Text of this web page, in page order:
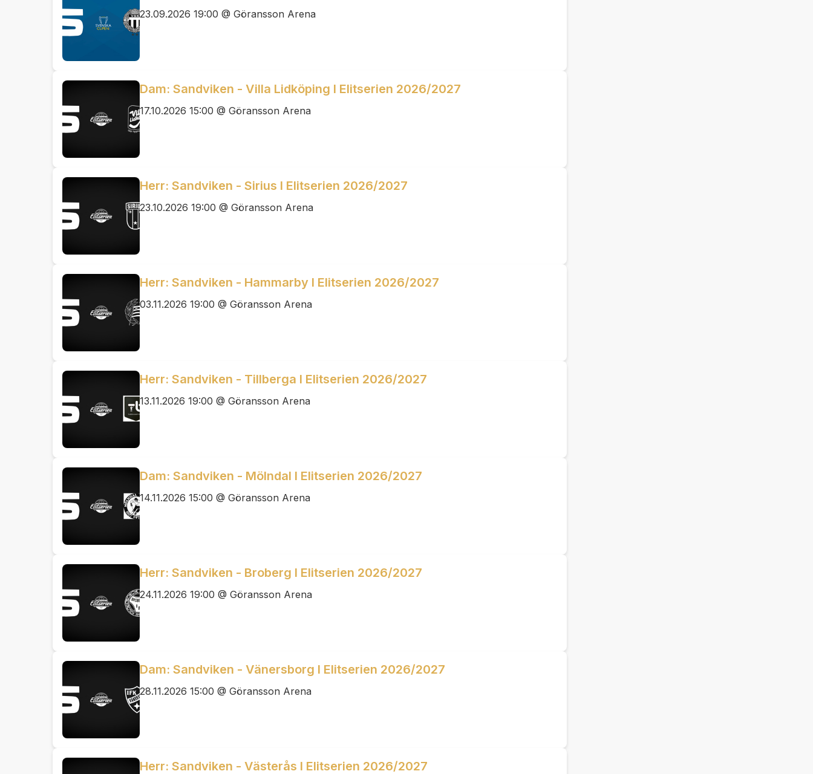
23.09.2026 19:00 @ Göransson Arena
Dam: Sandviken - Villa Lidköping I Elitserien 2026/2027
17.10.2026 15:00 @ Göransson Arena
Herr: Sandviken - Sirius I Elitserien 2026/2027
23.10.2026 19:00 @ Göransson Arena
Herr: Sandviken - Hammarby I Elitserien 2026/2027
03.11.2026 19:00 @ Göransson Arena
Herr: Sandviken - Tillberga I Elitserien 2026/2027
13.11.2026 19:00 @ Göransson Arena
Dam: Sandviken - Mölndal I Elitserien 2026/2027
14.11.2026 15:00 @ Göransson Arena
Herr: Sandviken - Broberg I Elitserien 2026/2027
24.11.2026 19:00 @ Göransson Arena
Dam: Sandviken - Vänersborg I Elitserien 2026/2027
28.11.2026 15:00 @ Göransson Arena
Herr: Sandviken - Västerås I Elitserien 2026/2027